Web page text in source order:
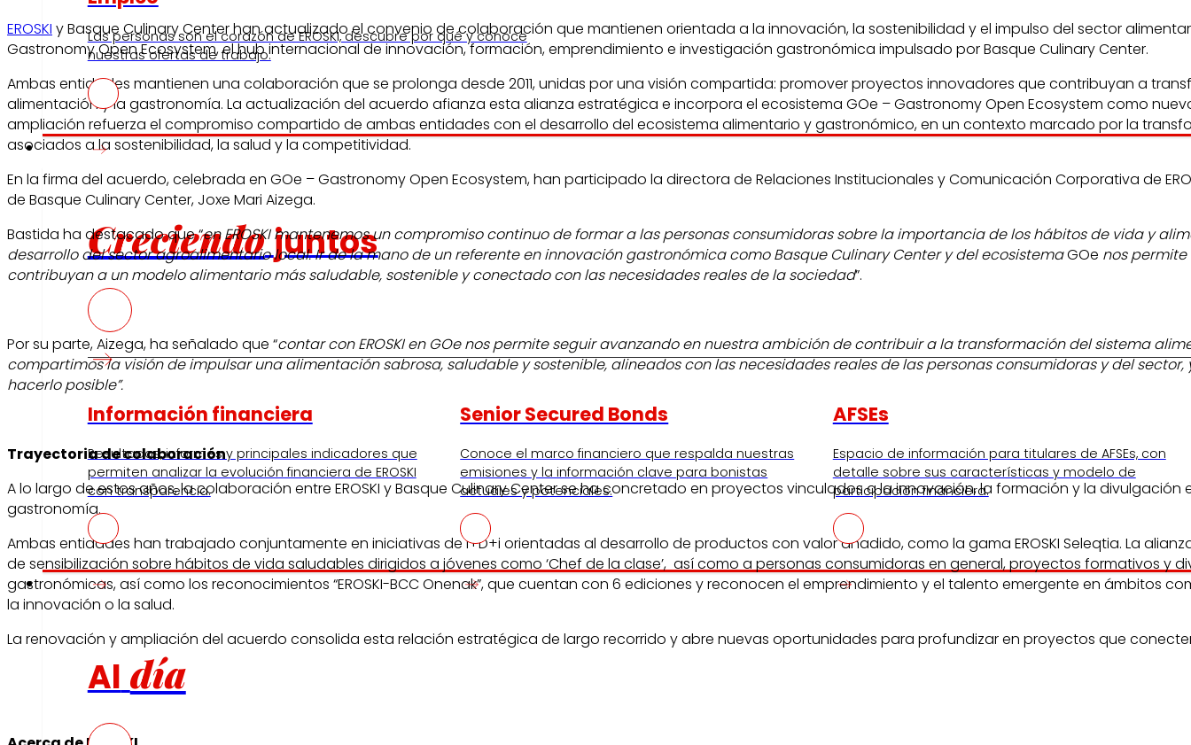
Las personas son el corazón de EROSKI, descubre por qué y conoce
nuestras ofertas de trabajo.
Inversores
Creciendo juntos
Información financiera
Resultados, informes y principales indicadores que
permiten analizar la evolución financiera de EROSKI
con transparencia.
Senior Secured Bonds
Conoce el marco financiero que respalda nuestras
emisiones y la información clave para bonistas
actuales y potenciales.
AFSEs
Espacio de información para titulares de AFSEs, con
detalle sobre sus características y modelo de
participación financiera.
Prensa
Al día
EROSKI y Basque Culinary Center han actualizado el convenio de colaboración que mantienen orientada a la innovación, la sostenibilidad y el impulso del sector
Gastronomy Open Ecosystem, el hub internacional de innovación, formación, emprendimiento e investigación gastronómica impulsado por Basque Culinary Center.
Ambas entidades mantienen una colaboración que se prolonga desde 2011, unidas por una visión compartida: promover proyectos innovadores que contribuyan a
alimentación y la gastronomía. La actualización del acuerdo afianza esta alianza estratégica e incorpora el ecosistema GOe – Gastronomy Open Ecosystem como
ampliación refuerza el compromiso compartido de ambas entidades con el desarrollo del ecosistema alimentario y gastronómico, en un contexto marcado por la
asociados a la sostenibilidad, la salud y la competitividad.
En la firma del acuerdo, celebrada en GOe – Gastronomy Open Ecosystem, han participado la directora de Relaciones Institucionales y Comunicación Corporativa de
de Basque Culinary Center, Joxe Mari Aizega.
Bastida ha destacado que “en EROSKI mantenemos un compromiso continuo de formar a las personas consumidoras sobre la importancia de los hábitos de vida y
desarrollo del sector agroalimentario local. Ir de la mano de un referente en innovación gastronómica como Basque Culinary Center y del ecosistemaGOe nos
contribuyan a un modelo alimentario más saludable, sostenible y conectado con las necesidades reales de la sociedad”.
Por su parte, Aizega, ha señalado que “contar con EROSKI en GOe nos permite seguir avanzando en nuestra ambición de contribuir a la transformación del sistema
compartimos la visión de impulsar una alimentación sabrosa, saludable y sostenible, alineados con las necesidades reales de las personas consumidoras y del sector,
hacerlo posible”.
Trayectoria de colaboración
A lo largo de estos años, la colaboración entre EROSKI y Basque Culinary Center se ha concretado en proyectos vinculados a la innovación, la formación y la
gastronomía.
Ambas entidades han trabajado conjuntamente en iniciativas de I+D+i orientadas al desarrollo de productos con valor añadido, como la gama EROSKI Seleqtia. La
de sensibilización sobre hábitos de vida saludables dirigidos a jóvenes como ‘Chef de la clase’, así como a personas consumidoras en general, proyectos formativos y
gastronómicas, así como los reconocimientos “EROSKI-BCC Onenak”, que cuentan con 6 ediciones y reconocen el emprendimiento y el talento emergente en ámbitos
la innovación o la salud.
La renovación y ampliación del acuerdo consolida esta relación estratégica de largo recorrido y abre nuevas oportunidades para profundizar en proyectos que